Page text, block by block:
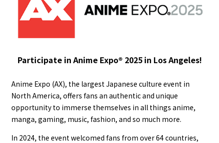
Participate in Anime Expo® 2025 in Los Angeles!
Anime Expo (AX), the largest Japanese culture event in
North America, offers fans an authentic and unique
opportunity to immerse themselves in all things anime,
manga, gaming, music, fashion, and so much more.
In 2024, the event welcomed fans from over 64 countries,